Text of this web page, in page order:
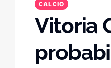
CALCIO
Vitoria